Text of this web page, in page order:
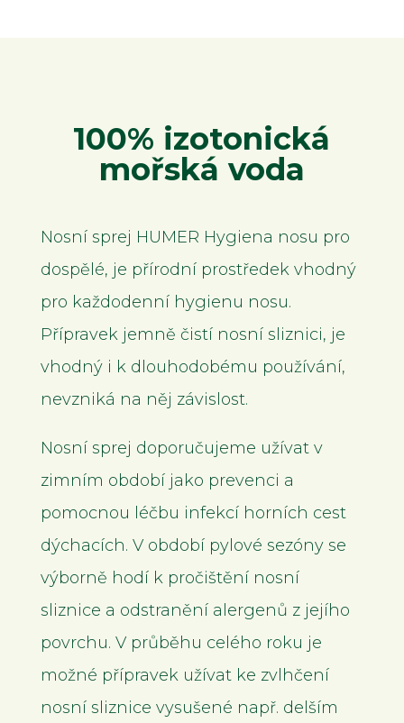
100% izotonická
mořská voda
Nosní sprej HUMER Hygiena nosu pro
dospělé, je přírodní prostředek vhodný
pro každodenní hygienu nosu.
Přípravek jemně čistí nosní sliznici, je
vhodný i k dlouhodobému používání,
nevzniká na něj závislost.
Nosní sprej doporučujeme užívat v
zimním období jako prevenci a
pomocnou léčbu infekcí horních cest
dýchacích. V období pylové sezóny se
výborně hodí k pročištění nosní
sliznice a odstranění alergenů z jejího
povrchu. V průběhu celého roku je
možné přípravek užívat ke zvlhčení
nosní sliznice vysušené např. delším
zájmů a chování
při návštěvě našich
stránek zvyšujete